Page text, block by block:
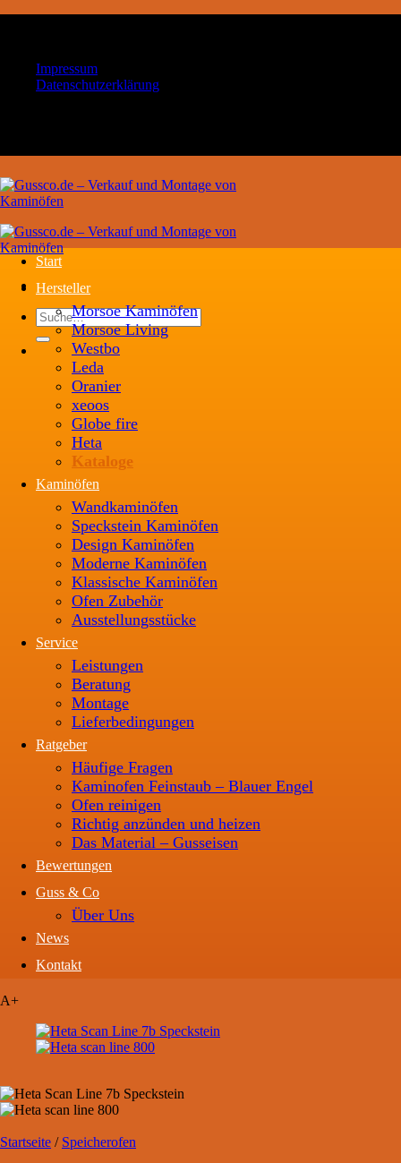
Impressum
Datenschutzerklärung
Suche
nach:
Start
Hersteller
Morsoe Kaminöfen
Morsoe Living
Westbo
Leda
Oranier
xeoos
Globe fire
Heta
Kataloge
Kaminöfen
Wandkaminöfen
Speckstein Kaminöfen
Design Kaminöfen
Moderne Kaminöfen
Klassische Kaminöfen
Ofen Zubehör
Ausstellungsstücke
Service
Leistungen
Beratung
Montage
Lieferbedingungen
Ratgeber
Häufige Fragen
Kaminofen Feinstaub – Blauer Engel
Ofen reinigen
Richtig anzünden und heizen
Das Material – Gusseisen
Bewertungen
Guss & Co
Über Uns
News
Kontakt
A+
Startseite / Speicherofen